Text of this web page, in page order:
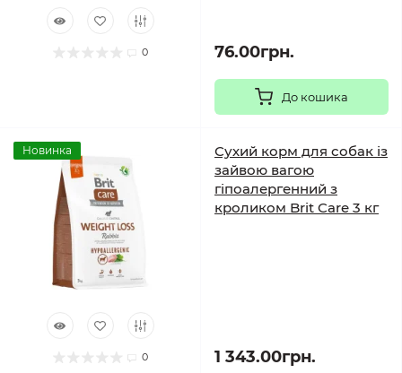
0 76.00грн.
До кошика
Новинка
0
Сухий корм для собак із
зайвою вагою
гіпоалергенний з
кроликом Brit Care 3 кг
1 343.00грн.